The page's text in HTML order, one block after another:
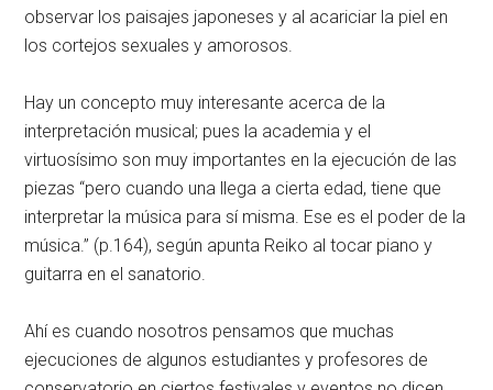
observar los paisajes japoneses y al acariciar la piel en
los cortejos sexuales y amorosos.
Hay un concepto muy interesante acerca de la
interpretación musical; pues la academia y el
virtuosísimo son muy importantes en la ejecución de las
piezas “pero cuando una llega a cierta edad, tiene que
interpretar la música para sí misma. Ese es el poder de la
música.” (p.164), según apunta Reiko al tocar piano y
guitarra en el sanatorio.
Ahí es cuando nosotros pensamos que muchas
ejecuciones de algunos estudiantes y profesores de